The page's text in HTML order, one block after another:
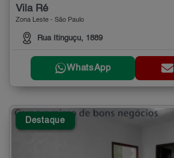
Vila Ré
Zona Leste - São Paulo
Rua Itinguçu, 1889
WhatsApp
Destaque